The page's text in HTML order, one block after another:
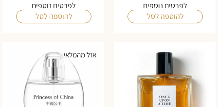
לפרטים נוספים
להוספה לסל
לפרטים נוספים
להוספה לסל
אזל מהמלאי